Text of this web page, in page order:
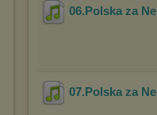
06.Polska za
07.Polska za